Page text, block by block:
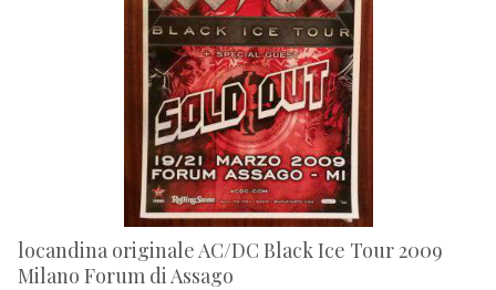
locandina originale AC/DC Black Ice Tour 2009
Milano Forum di Assago